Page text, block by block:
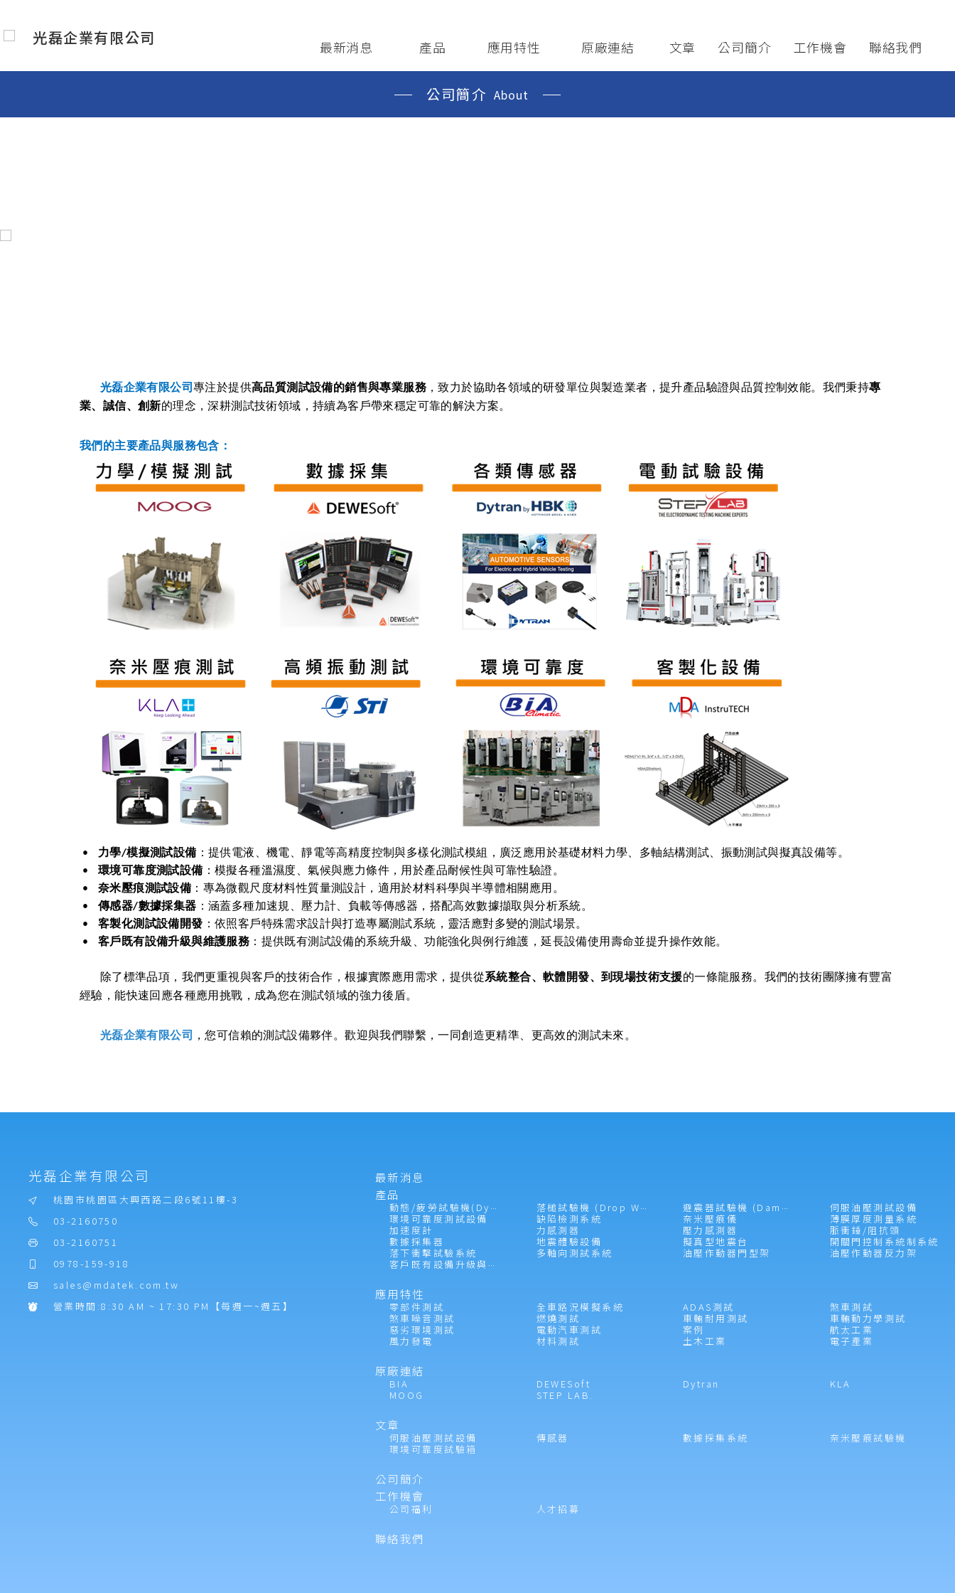
光磊企業有限公司 最新消息 產品 應用特性 原廠連結 文章 公司簡介 工作機會 聯絡我們
公司簡介 About
光磊企業有限公司 專注於提供高品質測試設備的銷售與專業服務 ，致力於協助各領域的研發單位與製造業者，提升產品驗證與品質控制效能。我們秉持專
業、誠信、創新的理念，深耕測試技術領域，持續為客戶帶來穩定可靠的解決方案。
我們的主要產品與服務包含：
• 力學/模擬測試設備 ：提供電液、機電、靜電等高精度控制與多樣化測試模組，廣泛應用於基礎材料力學、多軸結構測試、振動測試與擬真設備等。
• 環境可靠度測試設備 ：模擬各種溫濕度、氣候與應力條件，用於產品耐候性與可靠性驗證。
• 奈米壓痕測試設備 ：專為微觀尺度材料性質量測設計，適用於材料科學與半導體相關應用。
• 傳感器/數據採集器 ：涵蓋多種加速規、壓力計、負載等傳感器，搭配高效數據擷取與分析系統。
• 客製化測試設備開發 ：依照客戶特殊需求設計與打造專屬測試系統，靈活應對多變的測試場景。
• 客戶既有設備升級與維護服務 ：提供既有測試設備的系統升級、功能強化與例行維護，延長設備使用壽命並提升操作效能。
除了標準品項，我們更重視與客戶的技術合作，根據實際應用需求，提供從系統整合、軟體開發、到現場技術支援的一條龍服務。我們的技術團隊擁有豐富
經驗，能快速回應各種應用挑戰，成為您在測試領域的強力後盾。
光磊企業有限公司 ，您可信賴的測試設備夥伴。歡迎與我們聯繫，一同創造更精準、更高效的測試未來。
光磊企業有限公司
桃園市桃園區大興西路二段6號11樓-3
03-2160750
03-2160751
0978-159-918
sales@mdatek.com.tw
營業時間:8:30 AM ~ 17:30 PM【每週一~週五】
最新消息
產品
動態/疲勞試驗機(Dynamic Tester) 落槌試驗機 (Drop Weight Impacter) 避震器試驗機 (Damper Tester)
伺服油壓測試設備
環境可靠度測試設備
缺陷檢測系統 奈米壓痕儀
薄膜厚度測量系統
加速度計
力感測器 壓力感測器
脈衝錘/阻抗頭
數據採集器
地震體驗設備 擬真型地震台
開關門控制系統制系統
落下衝擊試驗系統
多軸向測試系統 油壓作動器門型架 油壓作動器反力架
客戶既有設備升級與維護服務
應用特性
零部件測試 全車路況模擬系統 ADAS測試
煞車測試
煞車噪音測試
燃燒測試 車輛耐用測試
車輛動力學測試
惡劣環境測試
電動汽車測試 案例
航太工業
風力發電
材料測試 土木工業 電子產業
原廠連結
BIA DEWESoft Dytran
KLA
MOOG
STEP LAB.
文章
伺服油壓測試設備 傳感器 數據採集系統
奈米壓痕試驗機
環境可靠度試驗箱
公司簡介
工作機會
公司福利 人才招募
聯絡我們